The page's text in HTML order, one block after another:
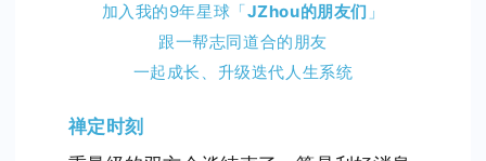
加入我的9年星球「JZhou的朋友们 」
跟一帮志同道合的朋友
一起成长、升级迭代人生系统
禅定时刻